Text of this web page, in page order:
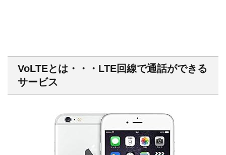
VoLTEとは・・・LTE回線で通話ができる
サービス